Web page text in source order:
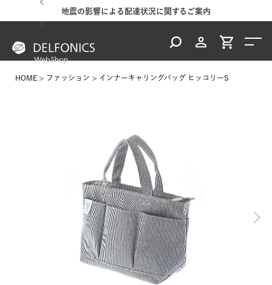
地震の影響による配達状況に関するご案内
HOME ファッション インナーキャリングバッグ ヒッコリーS